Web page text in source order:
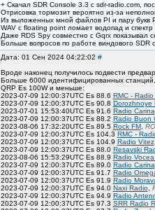
+ Скачал SDR Console 3.3 с sdr-radio.com,
Отрисовка тормозит вероятно из-за
Из выложенных мной файлов PI и пару букв
WAV с floating point ломает водопад и
Даже RDS Spy совместно с Gqrx показывал
Больше вопросов по работе виндового SDR
Дата: 01 Сен 2024 04:22:02 #
Вроде наконец получилось подвести
Больше 6000 идентифицированных
QRP Es 100W и меньше:
2023-07-09 12:00:37UTC Es 88.6 RMC -
2023-07-09 12:00:37UTC Es 90.8 Dorozhnoye
2023-07-01 15:53:40UTC Es 91.6 Radio Carina
2023-07-09 12:00:37UTC Es 88.2 Radio Buon
2023-08-06 17:32:20UTC Es 89.5 Rock FM,
2023-07-09 12:00:37UTC Es 104.3 RMC -
2023-07-09 12:00:37UTC Es 104.9 Radio Vitez,
2023-07-09 12:00:37UTC Es 88.0 Resavski
2023-08-06 15:53:29UTC Es 88.9 Radio
2023-07-09 12:00:37UTC Es 89.0 Radio Carina
2023-07-09 12:00:37UTC Es 91.7 Radio
2023-07-09 12:00:37UTC Es 91.9 Radio
2023-07-09 12:00:37UTC Es 94.0 Naxi Radio,
2023-07-09 12:00:37UTC Es 94.9 Radio
2023-07-09 12:00:37UTC Es 97.3 SRR Radio